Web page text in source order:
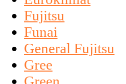
Fujitsu
Funai
General Fujitsu
Gree